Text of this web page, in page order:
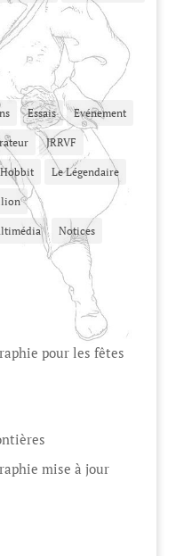
Essais Evénement
JRRVF
Le Légendaire
Notices
pour les fêtes
mise à jour